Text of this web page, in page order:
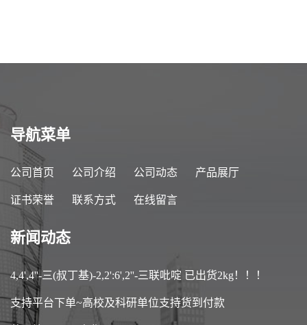
导航菜单
公司首页 公司介绍 公司动态 产品展厅
证书荣誉 联系方式 在线留言
新闻动态
4,4',4''-三(叔丁基)-2,2':6',2''-三联吡啶 已出货2kg！！！
支持平台下单~高校及科研单位支持货到付款